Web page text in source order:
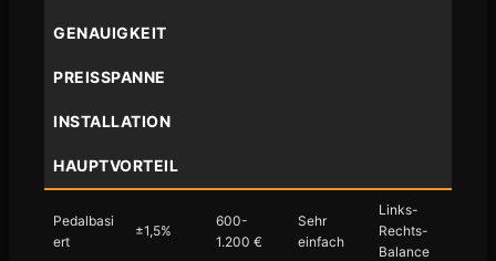
GENAUIGKEIT
PREISSPANNE
INSTALLATION
HAUPTVORTEIL
Pedalbasi
ert
±1,5%
600-
1.200 €
Sehr
einfach
Links-
Rechts-
Balance